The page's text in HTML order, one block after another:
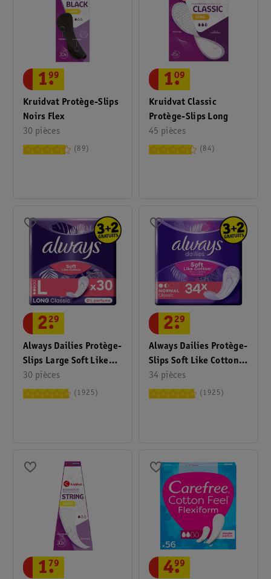
Kruidvat Protège-Slips
Noirs Flex
30 pièces
1.
99
89
Kruidvat Classic
Protège-Slips Long
45 pièces
1.
09
84
Always Dailies Protège-
Slips Large Soft Like
Cotton
30 pièces
2.
29
1925
Always Dailies Protège-
Slips Soft Like Cotton
Normal
34 pièces
2.
29
1925
1.
79 4.
99